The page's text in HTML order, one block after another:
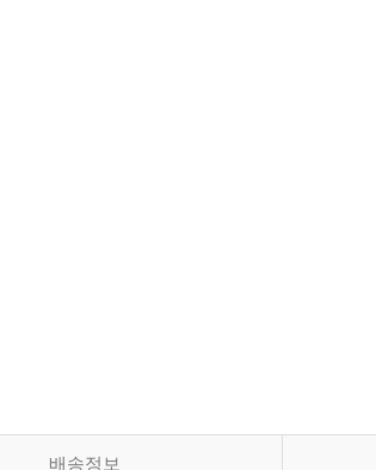
배송정보